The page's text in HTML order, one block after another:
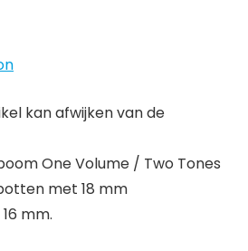
kan afwijken van de
One Volume / Two Tones
met 18 mm
mm.